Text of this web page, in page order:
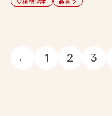
← 1 2 3